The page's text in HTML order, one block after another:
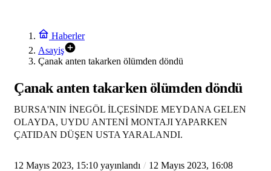
Haberler
Asayiş
Çanak anten takarken ölümden döndü
Çanak anten takarken ölümden döndü
BURSA'NIN İNEGÖL İLÇESİNDE MEYDANA GELEN
OLAYDA, UYDU ANTENİ MONTAJI YAPARKEN
ÇATIDAN DÜŞEN USTA YARALANDI.
12 Mayıs 2023, 15:10 yayınlandı
12 Mayıs 2023, 16:08